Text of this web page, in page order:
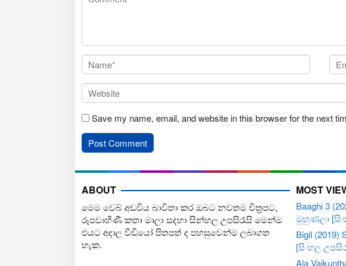
Save my name, email, and website in this browser for the next
ABOUT
මෙම වෙබ් අඩවිය බාවිතා කර ඔබට නවතම චිත්‍රපට,
රූපවාහිණී කතා මාලා සදහා සින්හල උපසිරැසි මෙන්ම
එයට අදාල වීඩියෝ පිතපත් ද පහසුවෙන්ම ලබාගත
හැක.
MOST
Baaghi 3
මුහුණලා
Bigil
[සිංහල
Ala